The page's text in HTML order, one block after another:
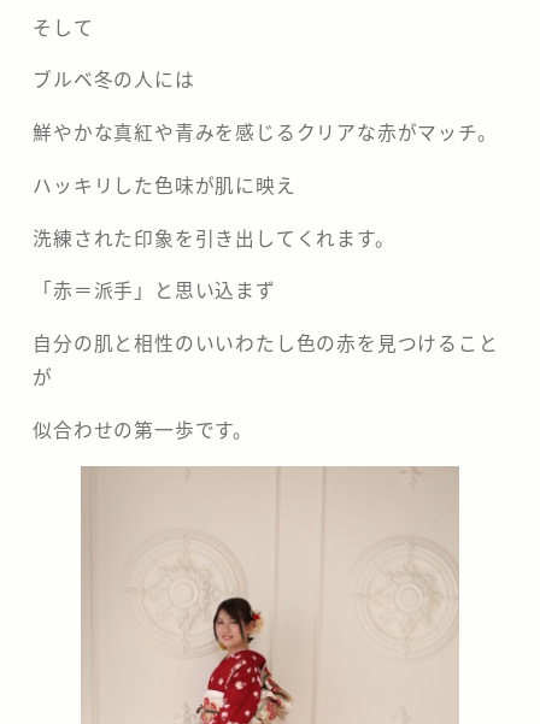
そして
ブルベ冬の人には
鮮やかな真紅や青みを感じるクリアな赤がマッチ。
ハッキリした色味が肌に映え
洗練された印象を引き出してくれます。
「赤＝派手」と思い込まず
自分の肌と相性のいいわたし色の赤を見つけること
が
似合わせの第一歩です。